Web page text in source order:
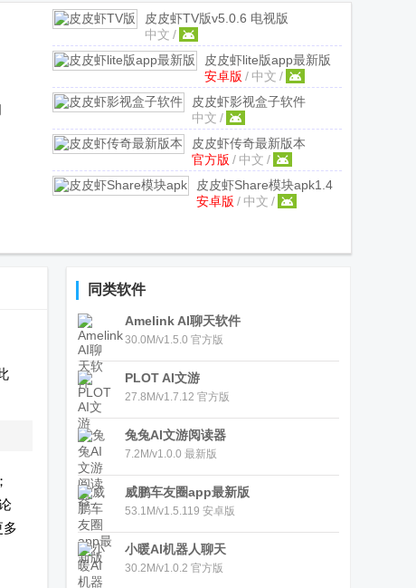
皮皮虾TV版v5.0.6 电视版
中文 /
皮皮虾lite版app最新版
v4.3.6 安卓手机版
安卓版 / 中文 /
皮皮虾影视盒子软件
v3.8.17 清爽版
中文 /
皮皮虾传奇最新版本
2.4.109 官方版
官方版 / 中文 /
皮皮虾Share模块apk1.4
安卓版
安卓版 / 中文 /
多
同类软件
Amelink AI聊天软件
30.0M/v1.5.0 官方版
PLOT AI文游
27.8M/v1.7.12 官方版
兔兔AI文游阅读器
7.2M/v1.0.0 最新版
威鹏车友圈app最新版
53.1M/v1.5.119 安卓版
小暖AI机器人聊天
30.2M/v1.0.2 官方版